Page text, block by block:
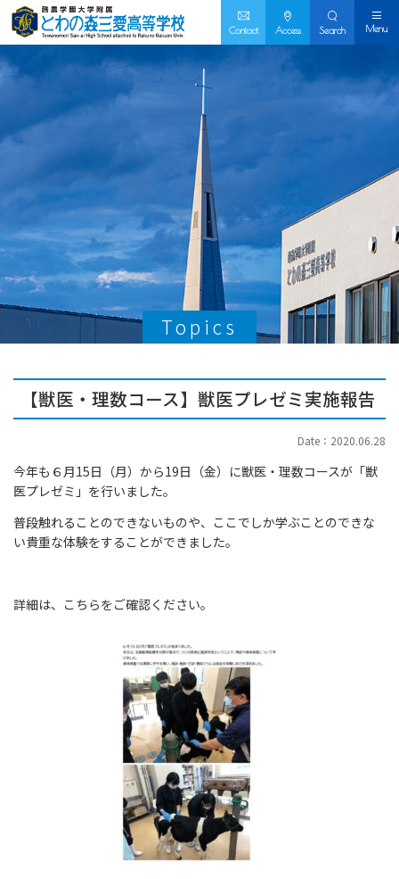
Contact Access Search Menu
Topics
【獣医・理数コース】獣医プレゼミ実施報告
Date：2020.06.28
今年も６月15日（月）から19日（金）に獣医・理数コースが「獣
医プレゼミ」を行いました。
普段触れることのできないものや、ここでしか学ぶことのできな
い貴重な体験をすることができました。
詳細は、こちらをご確認ください。